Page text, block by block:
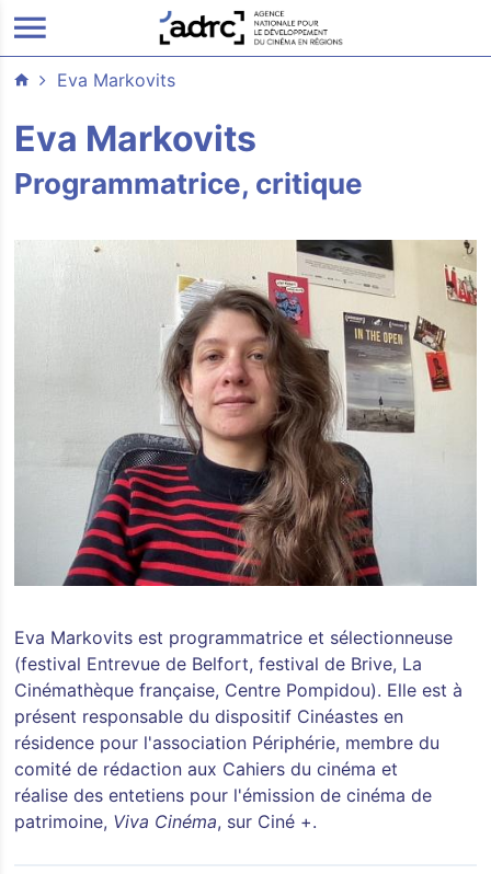
ALLER AU CONTENU PRINCIPAL
Eva Markovits
Eva Markovits
Programmatrice, critique
Eva Markovits est programmatrice et sélectionneuse
(festival Entrevue de Belfort, festival de Brive, La
Cinémathèque française, Centre Pompidou). Elle est à
présent responsable du dispositif Cinéastes en
résidence pour l'association Périphérie, membre du
comité de rédaction aux Cahiers du cinéma et
réalise des entetiens pour l'émission de cinéma de
patrimoine, Viva Cinéma, sur Ciné +.